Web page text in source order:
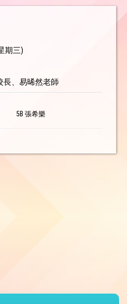
期三)
長、易晞然老師
5B 張希樂